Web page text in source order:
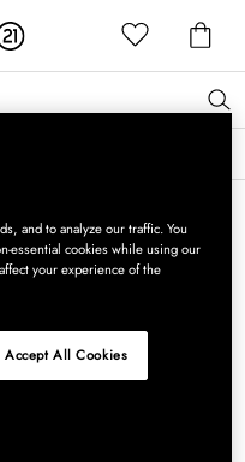
→
and to analyze our traffic. You
essential cookies while using our
your experience of the
Accept All Cookies